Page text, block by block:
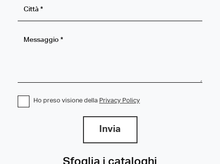
Ho preso visione della Privacy Policy
Invia